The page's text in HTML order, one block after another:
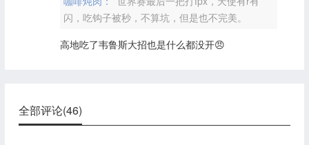
闪，吃钩子被秒，不算坑，但是也不完美。
高地吃了韦鲁斯大招也是什么都没开😠
全部评论(46)